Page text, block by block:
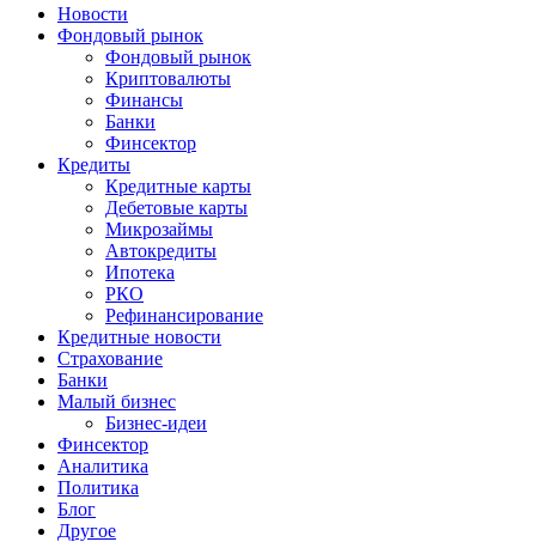
Новости
Фондовый рынок
Фондовый рынок
Криптовалюты
Финансы
Банки
Финсектор
Кредиты
Кредитные карты
Дебетовые карты
Микрозаймы
Автокредиты
Ипотека
РКО
Рефинансирование
Кредитные новости
Страхование
Банки
Малый бизнес
Бизнес-идеи
Финсектор
Аналитика
Политика
Блог
Другое